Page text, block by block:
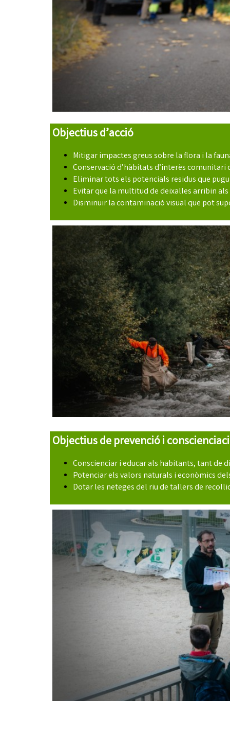
Objectius d’acció
Mitigar impactes greus sobre la flora i la
Conservació d’hàbitats d’interès
Eliminar tots els potencials residus que
Evitar que la multitud de deixalles arribin
Disminuir la contaminació visual que pot
Objectius de prevenció i
Conscienciar i educar als habitants, tant de
Potenciar els valors naturals i econòmics
Dotar les neteges del riu de tallers de